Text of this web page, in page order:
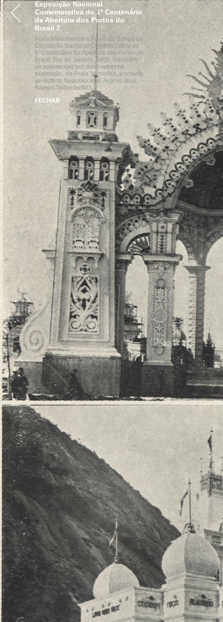
VISITE ACERVOS
Exposição Nacional
Comemorativa do 1º Centenário
da Abertura dos Portos do
Brasil 7.
Porta Monumental e Pavilhão Bangú da
Exposição Nacional Comemorativa do
1º Centenário da Abertura dos Portos do
Brasil, Rio de Janeiro, 1908. Nazareth
se apresentou por duas vezes na
exposição, na Praia Vermelha, a convite
de Alberto Nepomuceno. Acervo José
Ramos Tinhorão/IMS.
FECHAR
realização parcerias